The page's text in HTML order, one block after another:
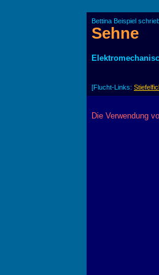
Bettina Beispiel
Sehne
[Flucht-Links:
Die Verwendung